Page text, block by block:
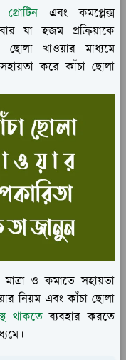
এবং কমপ্লেক্স
যা হজম প্রক্রিয়াকে
ছোলা খাওয়ার মাধ্যমে
করে কাঁচা ছোলা
মাত্রা ও কমাতে সহায়তা
নিয়ম এবং কাঁচা ছোলা
থাকতেব্যবহার করতে